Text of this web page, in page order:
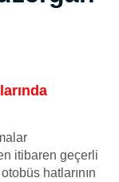
itibaren geçerli
hatlarının